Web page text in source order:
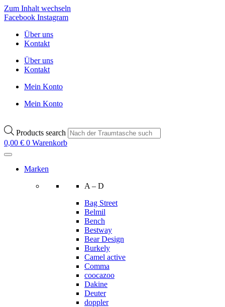
Zum Inhalt wechseln
Facebook Instagram
Über uns
Kontakt
Über uns
Kontakt
Mein Konto
Mein Konto
Products search
0,00 € 0 Warenkorb
Marken
A – D
Bag Street
Belmil
Bench
Bestway
Bear Design
Burkely
Camel active
Comma
coocazoo
Dakine
Deuter
doppler